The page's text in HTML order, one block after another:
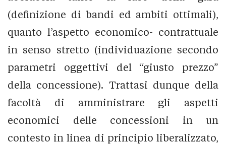
(definizione di bandi ed ambiti ottimali),
quanto l’aspetto economico- contrattuale
in senso stretto (individuazione secondo
parametri oggettivi del “giusto prezzo”
della concessione). Trattasi dunque della
facoltà di amministrare gli aspetti
economici delle concessioni in un
contesto in linea di principio liberalizzato,